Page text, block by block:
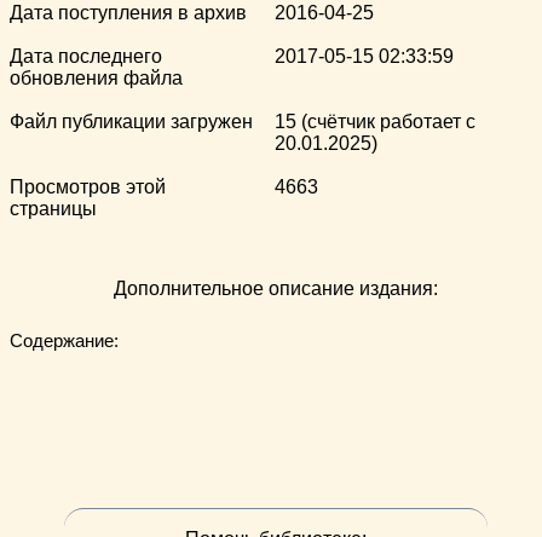
Дата поступления в архив 2016-04-25
Дата последнего
обновления файла
2017-05-15 02:33:59
Файл публикации загружен
15 (счётчик работает с
20.01.2025)
Просмотров этой
страницы
4663
Дополнительное описание издания:
Содержание: